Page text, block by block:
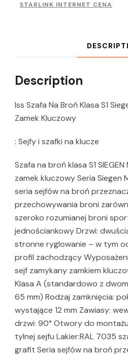
STARLINK INTERNET CENA
Description
Iss Szafa Na Broń Klasa S1
Zamek Kluczowy
: Sejfy i szafki na klucze
Szafa na broń klasa S1
zamek kluczowy Seria Siegen
seria sejfów na broń
przechowywania broni
szeroko rozumianej broni
jednościankowy Drzwi:
stronne ryglowanie – w tym
profil zachodzący
sejf zamykany zamkiem
Klasa A (standardowo z
65 mm) Rodzaj zamknięcia:
wystające 12 mm Zawiasy:
drzwi: 90° Otwory do
tylnej sejfu Lakier:RAL 7035
grafit Seria sejfów na broń